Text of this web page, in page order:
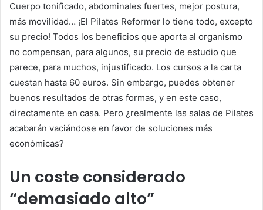
Cuerpo tonificado, abdominales fuertes, mejor postura,
más movilidad… ¡El Pilates Reformer lo tiene todo, excepto
su precio! Todos los beneficios que aporta al organismo
no compensan, para algunos, su precio de estudio que
parece, para muchos, injustificado. Los cursos a la carta
cuestan hasta 60 euros. Sin embargo, puedes obtener
buenos resultados de otras formas, y en este caso,
directamente en casa. Pero ¿realmente las salas de Pilates
acabarán vaciándose en favor de soluciones más
económicas?
Un coste considerado
“demasiado alto”